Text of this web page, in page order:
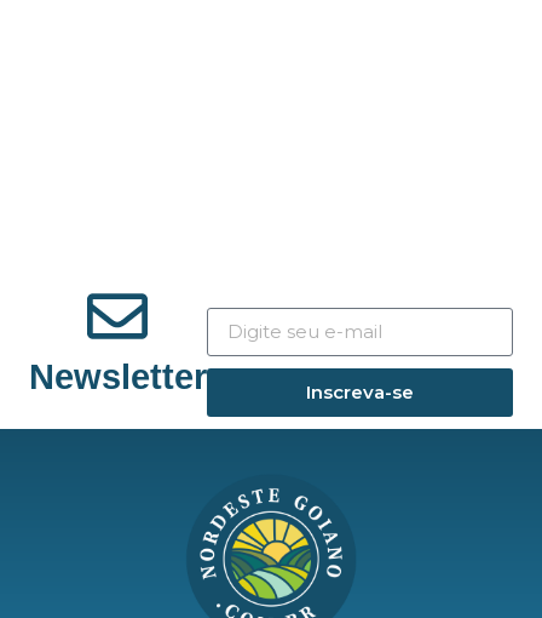
Newsletter Inscreva-se